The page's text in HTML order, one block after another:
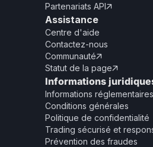
Partenariats API
Assistance
Centre d'aide
Contactez-nous
Communauté
Statut de la page
Informations
Informations réglementaires
Conditions générales
Politique de confidentialité
Trading sécurisé et
Prévention des fraudes